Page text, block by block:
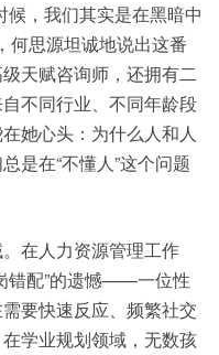
候，我们其实是在黑暗中
何思源坦诚地说出这番
天赋咨询师，还拥有二
不同行业、不同年龄段
她心头：为什么人和人
是在“不懂人”这个问题
在人力资源管理工作
错配”的遗憾——一位性
要快速反应、频繁社交
学业规划领域，无数孩